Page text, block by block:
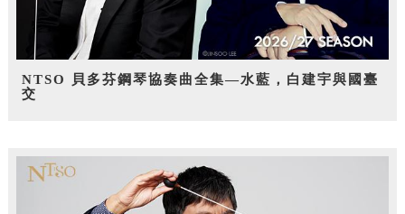
NTSO 貝多芬鋼琴協奏曲全集—水藍，白建宇與國臺
交